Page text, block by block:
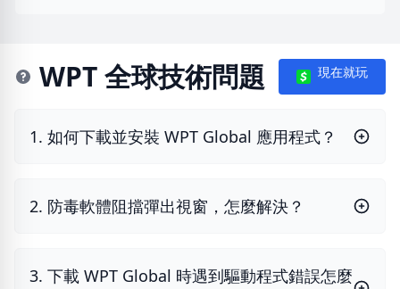
WPT 全球技術問題 現在就玩
1. 如何下載並安裝 WPT Global 應用程式？
2. 防毒軟體阻擋彈出視窗，怎麼解決？
3. 下載 WPT Global 時遇到驅動程式錯誤怎麼